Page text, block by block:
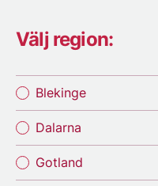
Välj region:
Blekinge
Dalarna
Gotland